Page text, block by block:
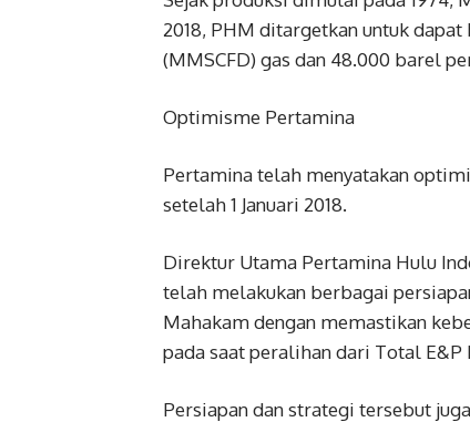
2018, PHM ditargetkan untuk
(MMSCFD) gas dan 48.000 barel
Optimisme Pertamina
Pertamina telah menyatakan
setelah 1 Januari 2018.
Direktur Utama Pertamina Hulu
telah melakukan berbagai
Mahakam dengan memastikan
pada saat peralihan dari Total E&P
Persiapan dan strategi tersebut